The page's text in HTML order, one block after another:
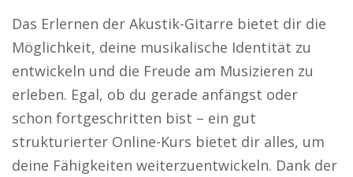
Das Erlernen der Akustik-Gitarre bietet dir die
Möglichkeit, deine musikalische Identität zu
entwickeln und die Freude am Musizieren zu
erleben. Egal, ob du gerade anfängst oder
schon fortgeschritten bist – ein gut
strukturierter Online-Kurs bietet dir alles, um
deine Fähigkeiten weiterzuentwickeln. Dank der